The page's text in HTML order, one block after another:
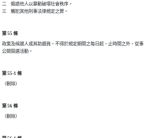
二　煽惑他人以暴動破壞社會秩序。
三　觸犯其他刑事法律規定之罪。
第 55 條
政黨及候選人或其助選員，不得於規定期間之每日起、止時間之外，從事
公開競選活動。
第 55-1 條
（刪除）
第 56 條
（刪除）